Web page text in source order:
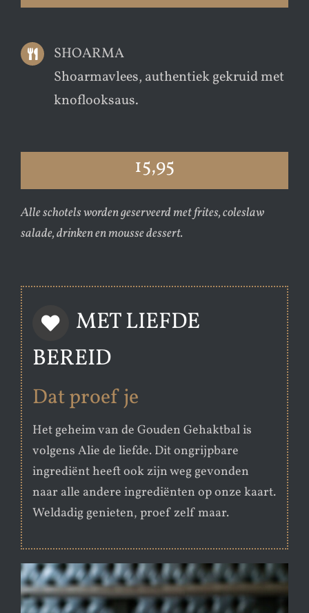
SHOARMA
Shoarmavlees, authentiek gekruid met
knoflooksaus.
15,95
Alle schotels worden geserveerd met frites, coleslaw
salade, drinken en mousse dessert.
MET LIEFDE
BEREID
Dat proef je
Het geheim van de Gouden Gehaktbal is
volgens Alie de liefde. Dit ongrijpbare
ingrediënt heeft ook zijn weg gevonden
naar alle andere ingrediënten op onze kaart.
Weldadig genieten, proef zelf maar.